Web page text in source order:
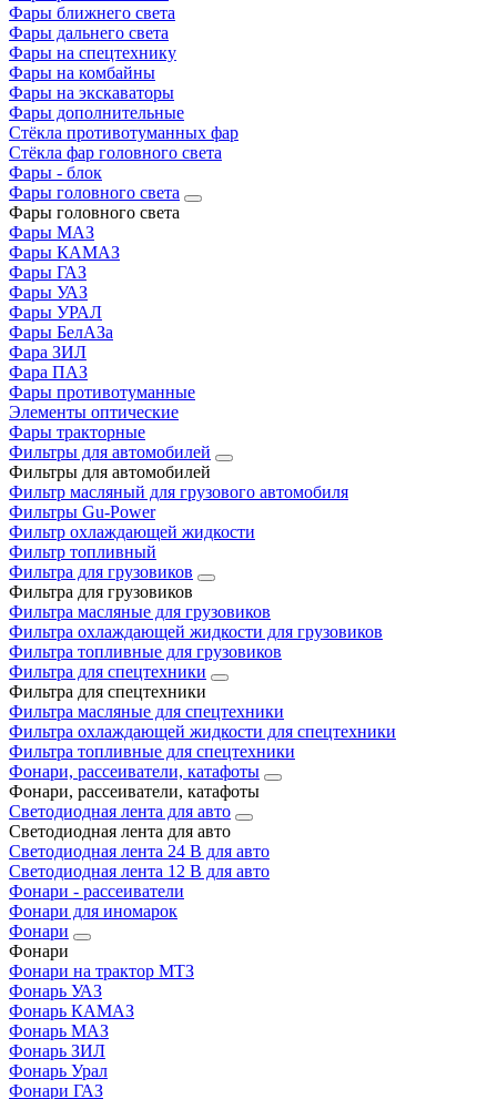
Фары ближнего света
Фары дальнего света
Фары на спецтехнику
Фары на комбайны
Фары на экскаваторы
Фары дополнительные
Стёкла противотуманных фар
Стёкла фар головного света
Фары - блок
Фары головного света
Фары головного света
Фары МАЗ
Фары КАМАЗ
Фары ГАЗ
Фары УАЗ
Фары УРАЛ
Фары БелАЗа
Фара ЗИЛ
Фара ПАЗ
Фары противотуманные
Элементы оптические
Фары тракторные
Фильтры для автомобилей
Фильтры для автомобилей
Фильтр масляный для грузового автомобиля
Фильтры Gu-Power
Фильтр охлаждающей жидкости
Фильтр топливный
Фильтра для грузовиков
Фильтра для грузовиков
Фильтра масляные для грузовиков
Фильтра охлаждающей жидкости для грузовиков
Фильтра топливные для грузовиков
Фильтра для спецтехники
Фильтра для спецтехники
Фильтра масляные для спецтехники
Фильтра охлаждающей жидкости для спецтехники
Фильтра топливные для спецтехники
Фонари, рассеиватели, катафоты
Фонари, рассеиватели, катафоты
Светодиодная лента для авто
Светодиодная лента для авто
Светодиодная лента 24 В для авто
Светодиодная лента 12 В для авто
Фонари - рассеиватели
Фонари для иномарок
Фонари
Фонари
Фонари на трактор МТЗ
Фонарь УАЗ
Фонарь КАМАЗ
Фонарь МАЗ
Фонарь ЗИЛ
Фонарь Урал
Фонари ГАЗ